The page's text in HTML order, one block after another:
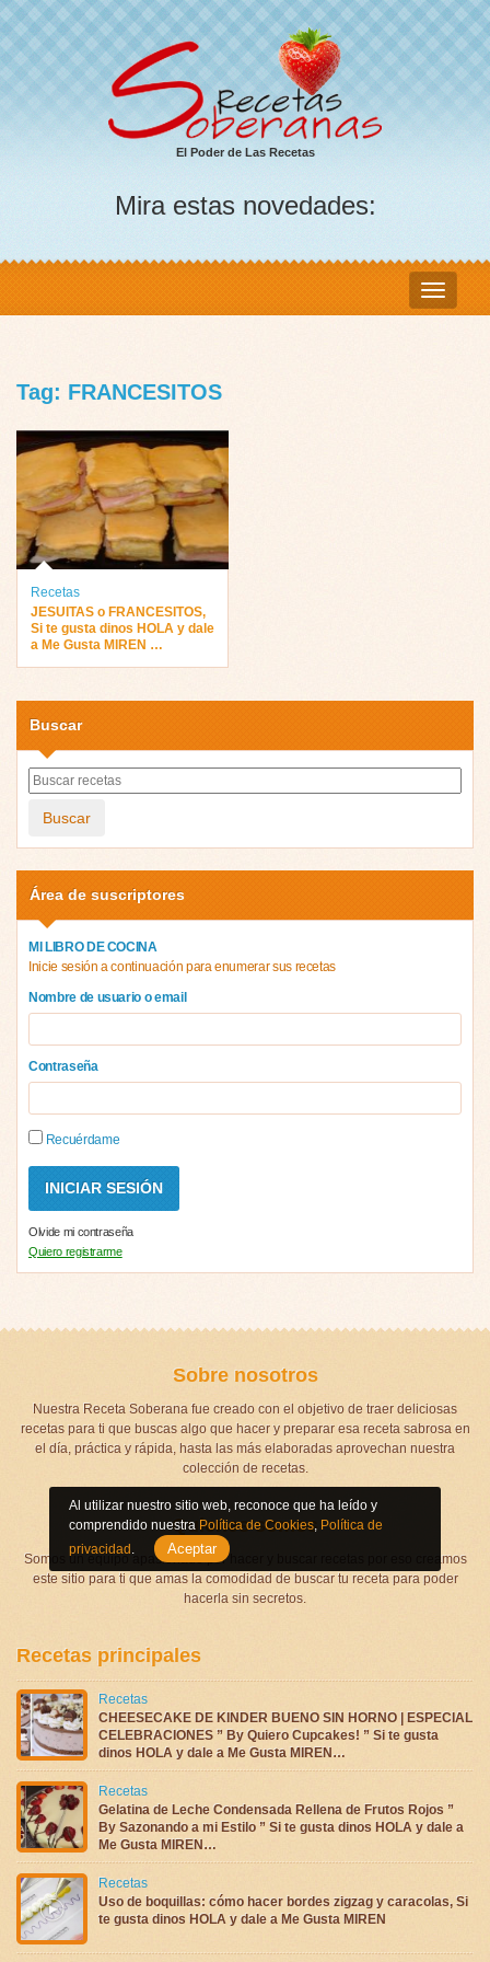
El Poder de Las Recetas
Mira estas novedades:
Tag: FRANCESITOS
Recetas
JESUITAS o FRANCESITOS,
Si te gusta dinos HOLA y dale
a Me Gusta MIREN …
Buscar
Buscar
Área de suscriptores
MI LIBRO DE COCINA
Inicie sesión a continuación para enumerar sus recetas
Nombre de usuario o email
Contraseña
Recuérdame
Olvide mi contraseña
Quiero registrarme
Sobre nosotros
Nuestra Receta Soberana fue creado con el objetivo de traer deliciosas
recetas para ti que buscas algo que hacer y preparar esa receta sabrosa en
el día, práctica y rápida, hasta las más elaboradas aprovechan nuestra
colección de recetas.
Quienes somos
Somos un equipo apasionado por hacer y buscar recetas por eso creamos
este sitio para ti que amas la comodidad de buscar tu receta para poder
hacerla sin secretos.
Recetas principales
Recetas
CHEESECAKE DE KINDER BUENO SIN HORNO | ESPECIAL
CELEBRACIONES ” By Quiero Cupcakes! ” Si te gusta
dinos HOLA y dale a Me Gusta MIREN…
Recetas
Gelatina de Leche Condensada Rellena de Frutos Rojos ”
By Sazonando a mi Estilo ” Si te gusta dinos HOLA y dale a
Me Gusta MIREN…
Recetas
Uso de boquillas: cómo hacer bordes zigzag y caracolas, Si
te gusta dinos HOLA y dale a Me Gusta MIREN
Al utilizar nuestro sitio web, reconoce que ha leído y
comprendido nuestra Política de Cookies Política de
privacidad
Aceptar